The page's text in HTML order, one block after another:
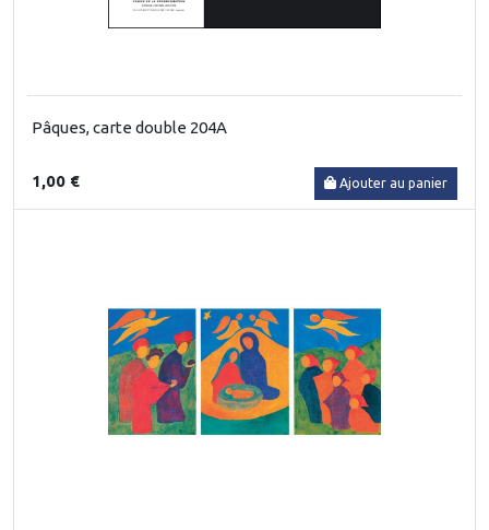
Pâques, carte double 204A
1,00 € Ajouter au panier